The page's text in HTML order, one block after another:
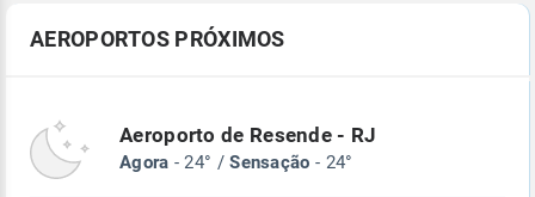
AEROPORTOS PRÓXIMOS
Aeroporto de Resende - RJ
Agora - 24° /Sensação - 24°